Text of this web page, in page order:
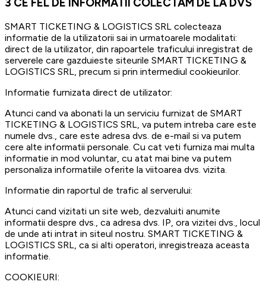
3 CE FEL DE INFORMATII COLECTAM DE LA DVS
SMART TICKETING & LOGISTICS SRL colecteaza
informatie de la utilizatorii sai in urmatoarele modalitati:
direct de la utilizator, din rapoartele traficului inregistrat de
serverele care gazduieste siteurile SMART TICKETING &
LOGISTICS SRL, precum si prin intermediul cookieurilor.
Informatie furnizata direct de utilizator:
Atunci cand va abonati la un serviciu furnizat de SMART
TICKETING & LOGISTICS SRL, va putem intreba care este
numele dvs., care este adresa dvs. de e-mail si va putem
cere alte informatii personale. Cu cat veti furniza mai multa
informatie in mod voluntar, cu atat mai bine va putem
personaliza informatiile oferite la viitoarea dvs. vizita.
Informatie din raportul de trafic al serverului:
Atunci cand vizitati un site web, dezvaluiti anumite
informatii despre dvs., ca adresa dvs. IP, ora vizitei dvs., locul
de unde ati intrat in siteul nostru. SMART TICKETING &
LOGISTICS SRL, ca si alti operatori, inregistreaza aceasta
informatie.
COOKIEURI: